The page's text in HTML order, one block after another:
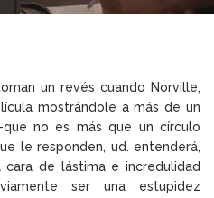
un revés cuando Norville,
mostrándole a más de un
no es más que un círculo
le responden, ud. entenderá,
de lástima e incredulidad
ser una estupidez